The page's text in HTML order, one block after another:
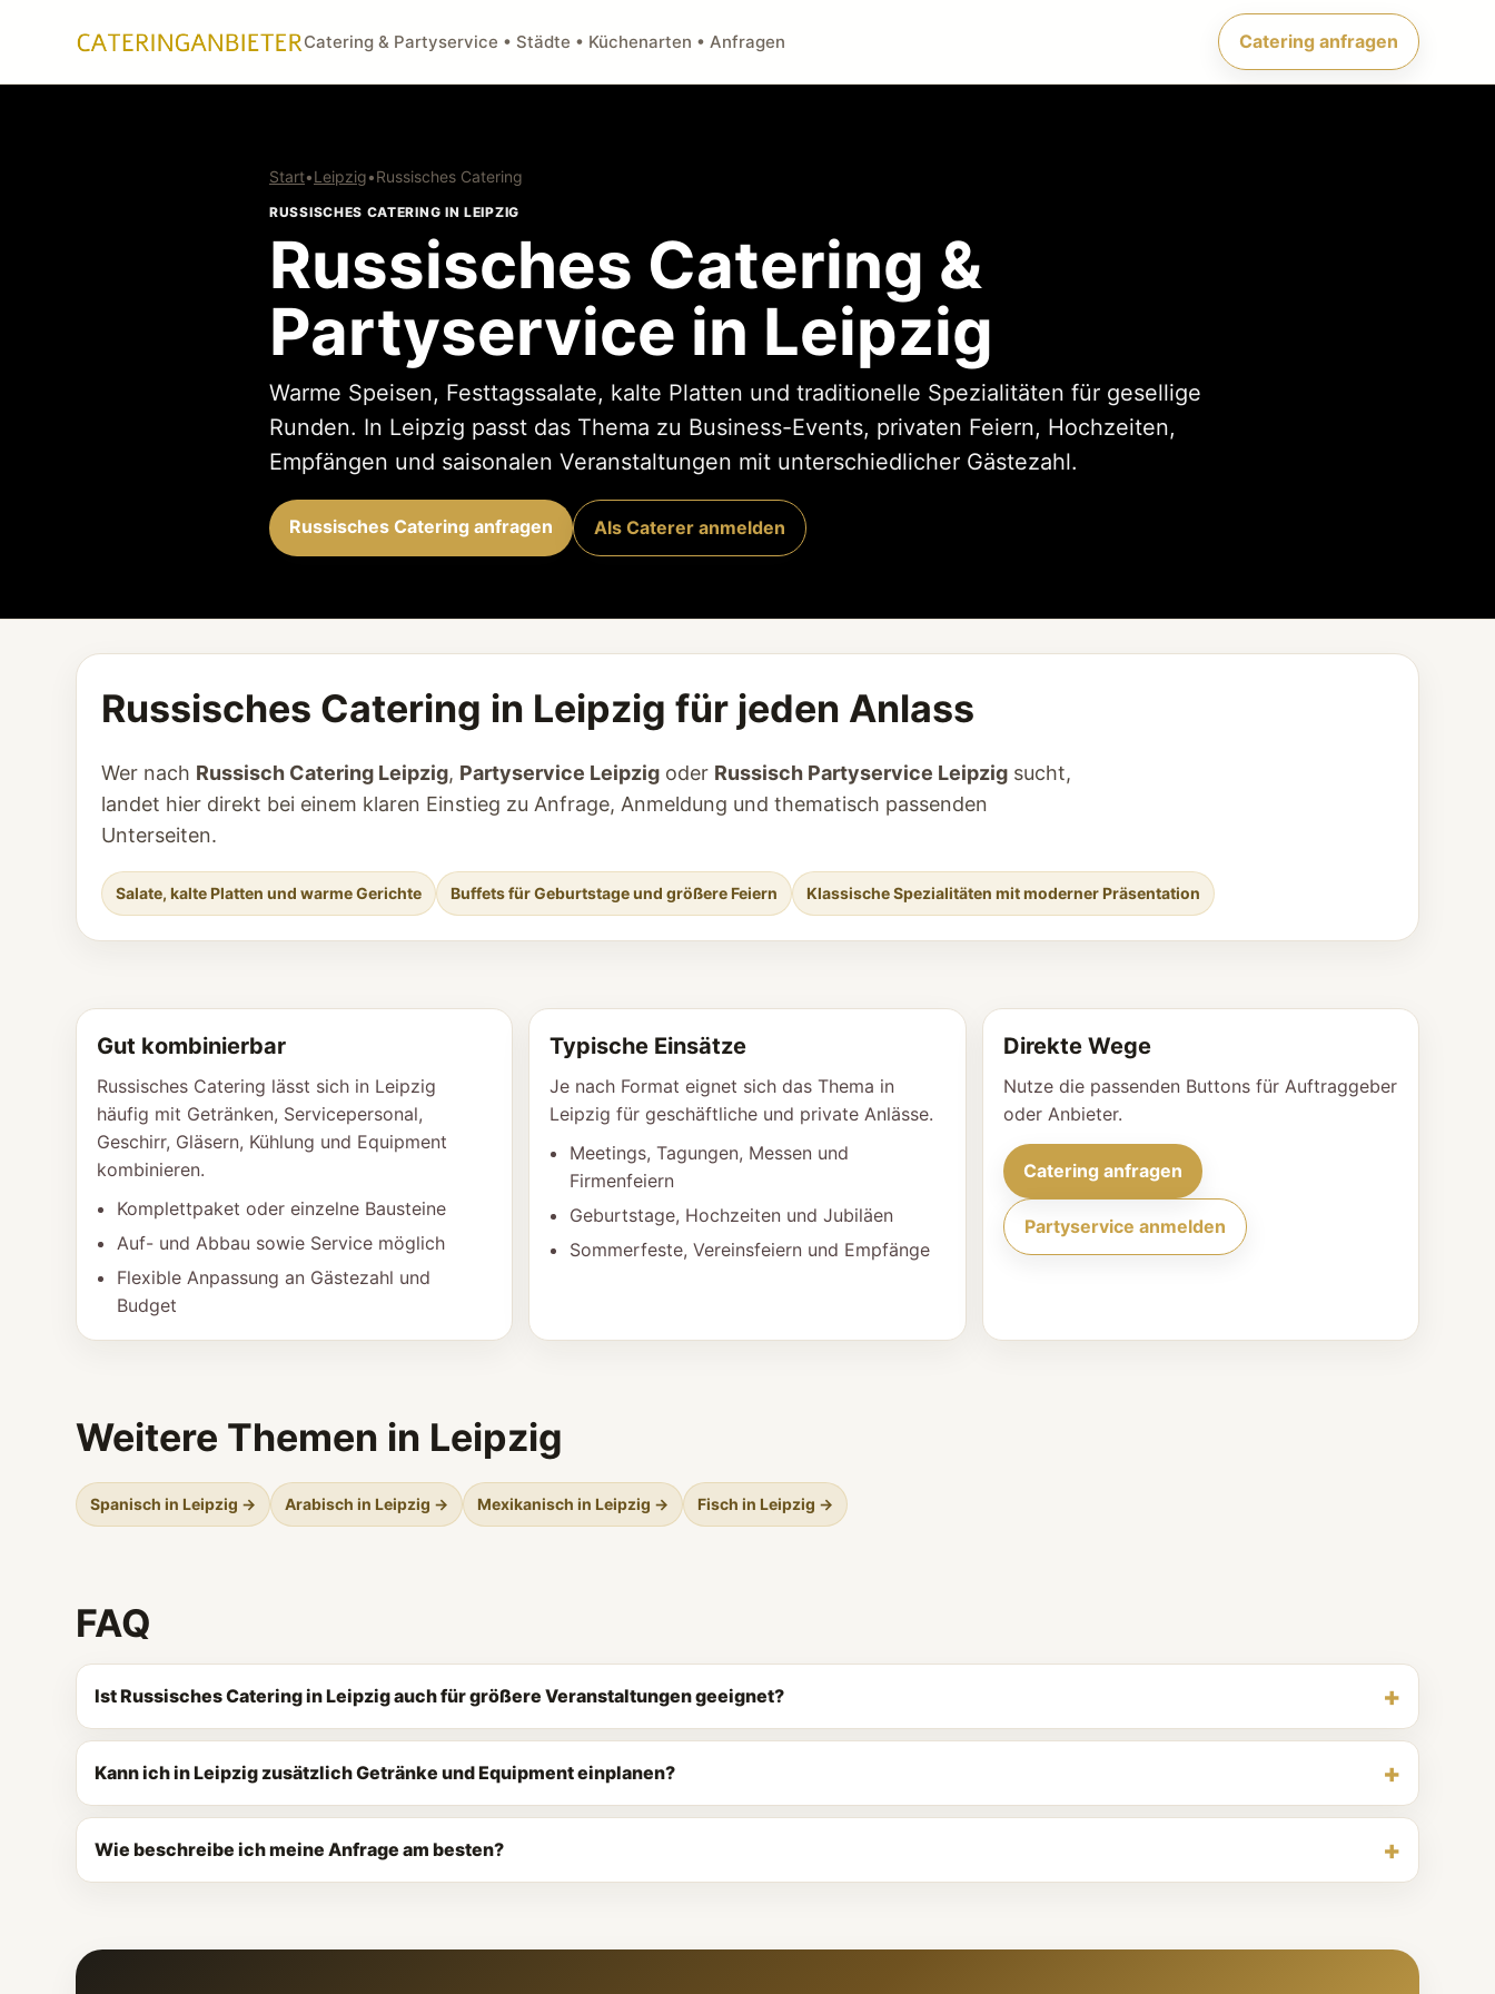
Catering & Partyservice • Städte • Küchenarten • Anfragen Catering anfragen
Start•Leipzig•Russisches Catering
RUSSISCHES CATERING IN LEIPZIG
Russisches Catering &
Partyservice in Leipzig
Warme Speisen, Festtagssalate, kalte Platten und traditionelle Spezialitäten für gesellige
Runden. In Leipzig passt das Thema zu Business-Events, privaten Feiern, Hochzeiten,
Empfängen und saisonalen Veranstaltungen mit unterschiedlicher Gästezahl.
Russisches Catering anfragen Als Caterer anmelden
Russisches Catering in Leipzig für jeden Anlass
Wer nach Russisch Catering Leipzig, Partyservice Leipzig oder Russisch Partyservice Leipzig sucht,
landet hier direkt bei einem klaren Einstieg zu Anfrage, Anmeldung und thematisch passenden
Unterseiten.
Salate, kalte Platten und warme Gerichte Buffets für Geburtstage und größere Feiern Klassische Spezialitäten mit moderner Präsentation
Gut kombinierbar
Russisches Catering lässt sich in Leipzig
häufig mit Getränken, Servicepersonal,
Geschirr, Gläsern, Kühlung und Equipment
kombinieren.
Komplettpaket oder einzelne Bausteine
Auf- und Abbau sowie Service möglich
Flexible Anpassung an Gästezahl und
Budget
Typische Einsätze
Je nach Format eignet sich das Thema in
Leipzig für geschäftliche und private Anlässe.
Meetings, Tagungen, Messen und
Firmenfeiern
Geburtstage, Hochzeiten und Jubiläen
Sommerfeste, Vereinsfeiern und Empfänge
Direkte Wege
Nutze die passenden Buttons für Auftraggeber
oder Anbieter.
Catering anfragen
Partyservice anmelden
Weitere Themen in Leipzig
Spanisch in Leipzig → Arabisch in Leipzig → Mexikanisch in Leipzig → Fisch in Leipzig →
FAQ
Ist Russisches Catering in Leipzig auch für größere Veranstaltungen geeignet?
Kann ich in Leipzig zusätzlich Getränke und Equipment einplanen?
Wie beschreibe ich meine Anfrage am besten?